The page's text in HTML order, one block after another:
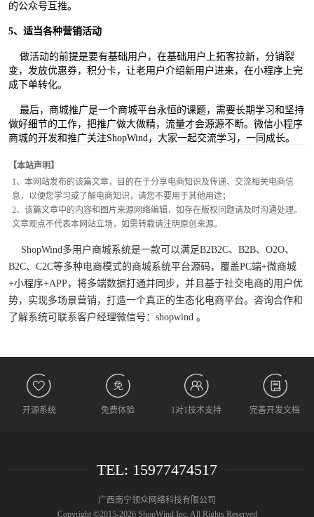
的公众号互推。
5、适当各种营销活动
做活动的前提是要有基础用户，在基础用户上拓客拉新，分销裂
变，发放优惠券，积分卡，让老用户介绍新用户进来，在小程序上完
成下单转化。
最后，商城推广是一个商城平台永恒的课题，需要长期学习和坚持
做好细节的工作，把推广做大做精，流量才会源源不断。微信小程序
商城的开发和推广关注ShopWind，大家一起交流学习，一同成长。
【本站声明】
1、本网站发布的该篇文章，目的在于分享电商知识及传递、交流相关电商信
息，以便您学习或了解电商知识，请您不要用于其他用途；
2、该篇文章中的内容和图片来源网络编辑，如存在版权问题请及时沟通处理。
文章观点不代表本网站立场，如需转载请注明原创来源。
ShopWind多用户商城系统是一款可以满足B2B2C、B2B、O2O、
B2C、C2C等多种电商模式的商城系统平台源码，覆盖PC端+微商城
+小程序+APP，将多端数据打通并同步，并且基于社交电商的用户优
势，实现多场景营销，打造一个真正的生态化电商平台。咨询合作和
了解系统可联系客户经理微信号：shopwind 。
开源系统 免费体验 1对1技术支持 完善开发文档
TEL: 15977474517
广西南宁领众网络科技有限公司
Copyright ©2015-2026 ShopWind Inc. All Rights Reserved